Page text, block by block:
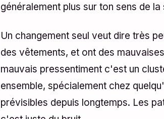
généralement plus sur ton sens de la
Un changement seul veut dire très
des vêtements, et ont des
mauvais pressentiment c'est un
ensemble, spécialement chez
prévisibles depuis longtemps. Les